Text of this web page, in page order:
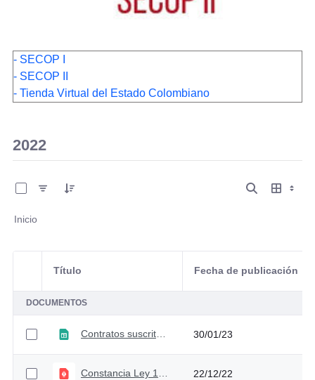
- SECOP I
- SECOP II
- Tienda Virtual del Estado Colombiano
2022
Inicio
Selección del elemento
Título Fecha de publicación
DOCUMENTOS
Contratos suscritos diciembre 2022 30/01/23
Constancia Ley 1952 de 2019 - noviembre 2022 22/12/22